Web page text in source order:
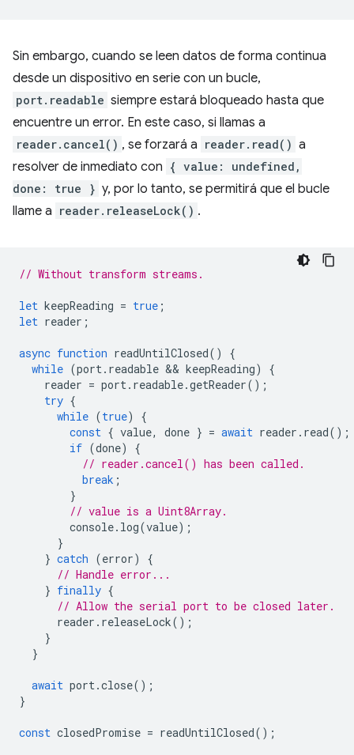
Sin embargo, cuando se leen datos de forma continua
desde un dispositivo en serie con un bucle,
port.readable siempre estará bloqueado hasta que
encuentre un error. En este caso, si llamas a
reader.cancel() , se forzará a reader.read() a
resolver de inmediato con { value: undefined,
done: true } y, por lo tanto, se permitirá que el bucle
llame a reader.releaseLock() .
// Without transform streams.
let keepReading = true ;
let reader ;
async function readUntilClosed()
{
while (port. readable && keepReading)
{
reader = port. readable.getReader();
try {
while (true)
{
const { value, done } = await reader . read();
if (done)
{
// reader.cancel() has been called.
break ;
}
// value is a Uint8Array.
console. log(value);
}
} catch (error)
{
// Handle error...
} finally {
// Allow the serial port to be closed later.
reader . releaseLock();
}
}
await port.close();
}
const closedPromise = readUntilClosed();